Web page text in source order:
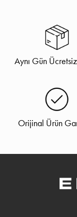
Aynı Gün
Orijinal Ürün